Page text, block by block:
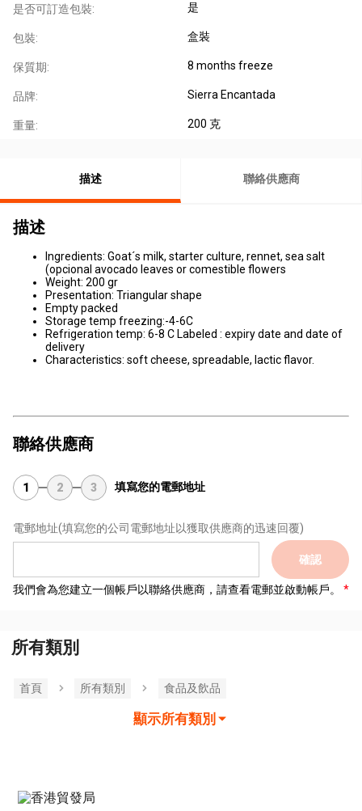
是否可訂造包裝: 是
包裝: 盒裝
保質期: 8 months freeze
品牌: Sierra Encantada
重量: 200 克
描述 聯絡供應商
描述
Ingredients: Goat´s milk, starter culture, rennet, sea salt
(opcional avocado leaves or comestible flowers
Weight: 200 gr
Presentation: Triangular shape
Empty packed
Storage temp freezing:-4-6C
Refrigeration temp: 6-8 C Labeled : expiry date and date of
delivery
Characteristics: soft cheese, spreadable, lactic flavor.
聯絡供應商
1 2 3 填寫您的電郵地址
電郵地址(填寫您的公司電郵地址以獲取供應商的迅速回覆)
確認
我們會為您建立一個帳戶以聯絡供應商，請查看電郵並啟動帳戶。
所有類別
首頁 所有類別 食品及飲品
顯示所有類別